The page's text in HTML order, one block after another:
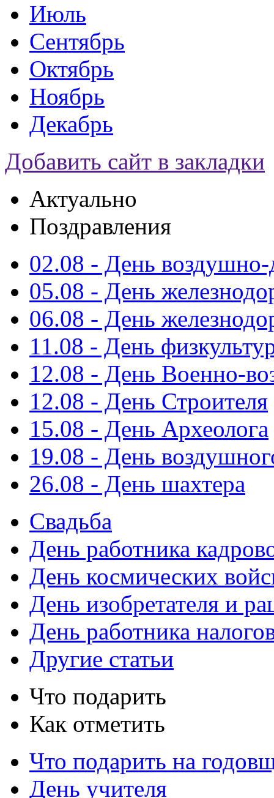
Июль
Сентябрь
Октябрь
Ноябрь
Декабрь
Добавить сайт в закладки
Актуально
Поздравления
02.08 - День воздушно-
05.08 - День
06.08 - День
11.08 - День
12.08 - День Военно-
12.08 - День Строителя
15.08 - День Археолога
19.08 - День
26.08 - День шахтера
Свадьба
День работника
День космических
День изобретателя и
День работника
Другие статьи
Что подарить
Как отметить
Что подарить на
День учителя